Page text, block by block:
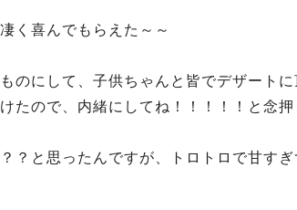
く喜んでもらえた～～
のにして、子供ちゃんと皆でデザートに
たので、内緒にしてね！！！！！と念
？と思ったんですが、トロトロで甘す